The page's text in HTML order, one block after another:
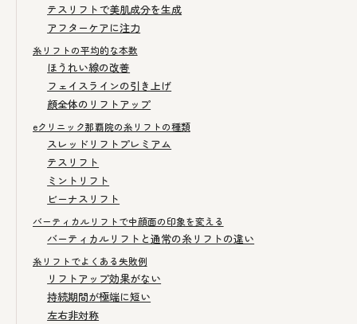
テスリフトで美肌成分を生成
アフターケアに注力
糸リフトの平均的な本数
ほうれい線の改善
フェイスラインの引き上げ
顔全体のリフトアップ
eクリニック那覇院の糸リフトの種類
スレッドリフトプレミアム
テスリフト
ミントリフト
ビーナスリフト
バーティカルリフトで中顔面の印象を変える
バーティカルリフトと通常の糸リフトの違い
糸リフトでよくある失敗例
リフトアップ効果がない
持続期間が極端に短い
左右非対称